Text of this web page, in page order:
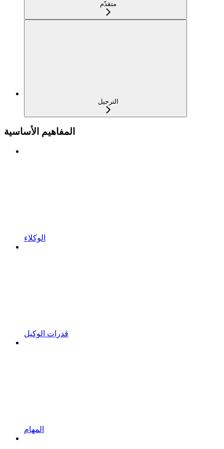
متقدّم
الترحيل
المفاهيم الأساسية
الوكلاء
قدرات الوكيل
المهام